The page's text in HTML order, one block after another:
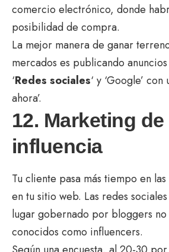
comercio electrónico, donde
posibilidad de compra.
La mejor manera de ganar
mercados es publicando
‘Redes sociales‘ y ‘Google’
ahora’.
12. Marketing de
influencia
Tu cliente pasa más tiempo en
en tu sitio web. Las redes
lugar gobernado por bloggers no
conocidos como influencers.